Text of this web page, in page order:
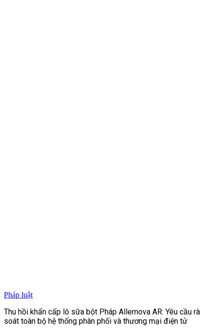
Pháp luật
Thu hồi khẩn cấp lô sữa bột Pháp Allernova AR: Yêu cầu rà
soát toàn bộ hệ thống phân phối và thương mại điện tử